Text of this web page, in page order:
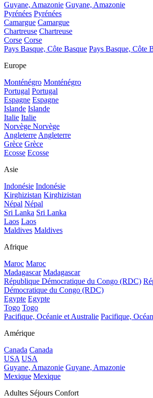
Guyane, Amazonie Guyane, Amazonie
Pyrénées Pyrénées
Camargue Camargue
Chartreuse Chartreuse
Corse Corse
Pays Basque, Côte Basque Pays Basque, Côte
Europe
Monténégro Monténégro
Portugal Portugal
Espagne Espagne
Islande Islande
Italie Italie
Norvège Norvège
Angleterre Angleterre
Grèce Grèce
Ecosse Ecosse
Asie
Indonésie Indonésie
Kirghizistan Kirghizistan
Népal Népal
Sri Lanka Sri Lanka
Laos Laos
Maldives Maldives
Afrique
Maroc Maroc
Madagascar Madagascar
République Démocratique du Congo (RDC)
Démocratique du Congo (RDC)
Egypte Egypte
Togo Togo
Pacifique, Océanie et Australie Pacifique,
Amérique
Canada Canada
USA USA
Guyane, Amazonie Guyane, Amazonie
Mexique Mexique
Adultes Séjours Confort